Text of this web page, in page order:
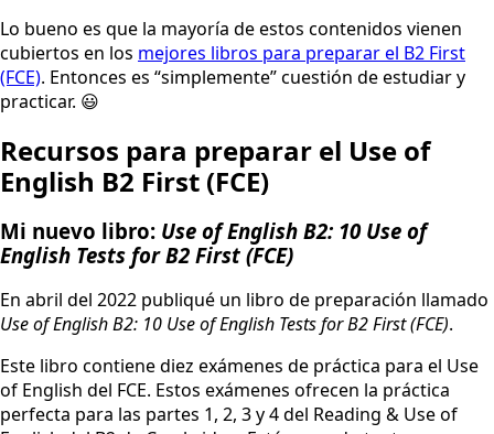
Lo bueno es que la mayoría de estos contenidos vienen
cubiertos en los mejores libros para preparar el B2 First
(FCE). Entonces es “simplemente” cuestión de estudiar y
practicar. 😃
Recursos para preparar el Use of
English B2 First (FCE)
Mi nuevo libro: Use of English B2: 10 Use of
English Tests for B2 First (FCE)
En abril del 2022 publiqué un libro de preparación llamado
Use of English B2: 10 Use of English Tests for B2 First (FCE).
Este libro contiene diez exámenes de práctica para el Use
of English del FCE. Estos exámenes ofrecen la práctica
perfecta para las partes 1, 2, 3 y 4 del Reading & Use of